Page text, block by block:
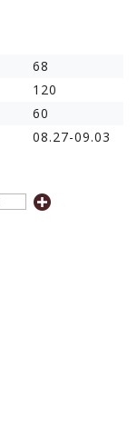
68
120
60
08.27-09.03